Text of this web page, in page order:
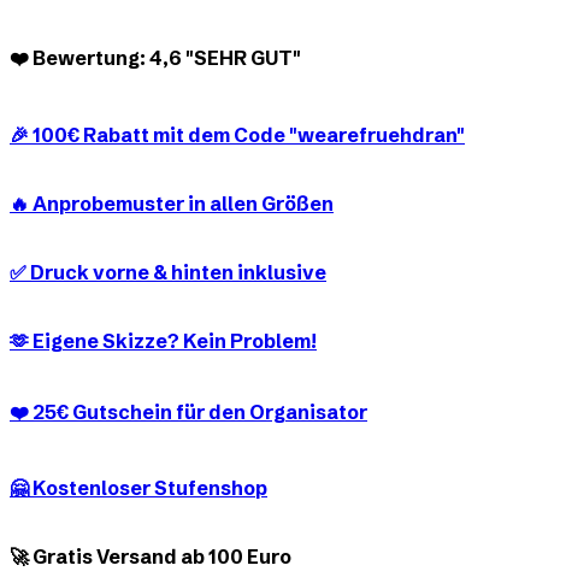
❤️ Bewertung: 4,6 "SEHR GUT"
🎉 100€ Rabatt mit dem Code "wearefruehdran"
🔥 Anprobemuster in allen Größen
✅ Druck vorne & hinten inklusive
🫶 Eigene Skizze? Kein Problem!
❤️ 25€ Gutschein für den Organisator
🤗 Kostenloser Stufenshop
🚀 Gratis Versand ab 100 Euro